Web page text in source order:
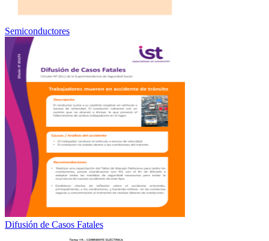
Semiconductores
Difusión de Casos Fatales